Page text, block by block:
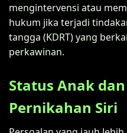
mengintervensi atau
hukum jika terjadi
tangga (KDRT) yang
perkawinan.
Status Anak
Pernikahan Siri